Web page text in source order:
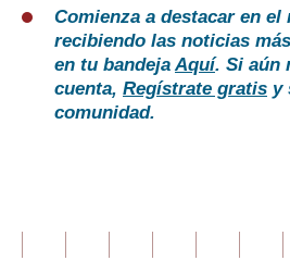
Comienza a destacar en
recibiendo las noticias
en tu bandejaAquí. Si aún
cuenta, Regístrate gratis y
comunidad.